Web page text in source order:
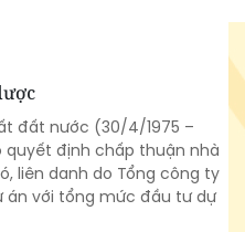
đất nước (30/4/1975 –
quyết định chấp thuận nhà
liên danh do Tổng công ty
án với tổng mức đầu tư dự